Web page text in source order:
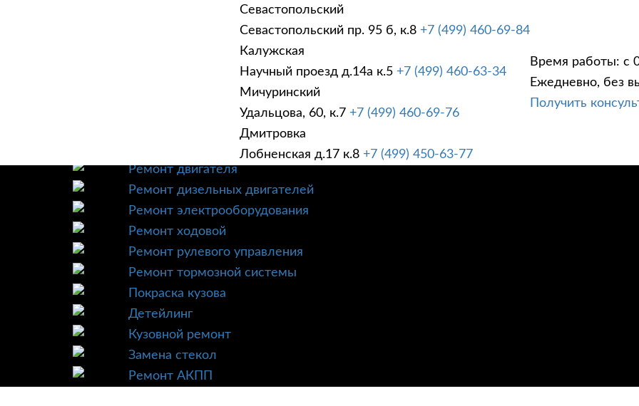
Севастопольский
Севастопольский пр. 95 б, к.8 +7 (499) 460-69-84
Калужская
Научный проезд д.14а к.5 +7 (499) 460-63-34
Мичуринский
Удальцова, 60, к.7 +7 (499) 460-69-76
Дмитровка
Лобненская д.17 к.8 +7 (499) 450-63-77
Время работы: с
Ежедневно, без
Получить
УСЛУГИ
Техническое обслуживание
Ремонт трансмиссии
Ремонт двигателя
Ремонт дизельных двигателей
Ремонт электрооборудования
Ремонт ходовой
Ремонт рулевого управления
Ремонт тормозной системы
Покраска кузова
Детейлинг
Кузовной ремонт
Замена стекол
Ремонт АКПП